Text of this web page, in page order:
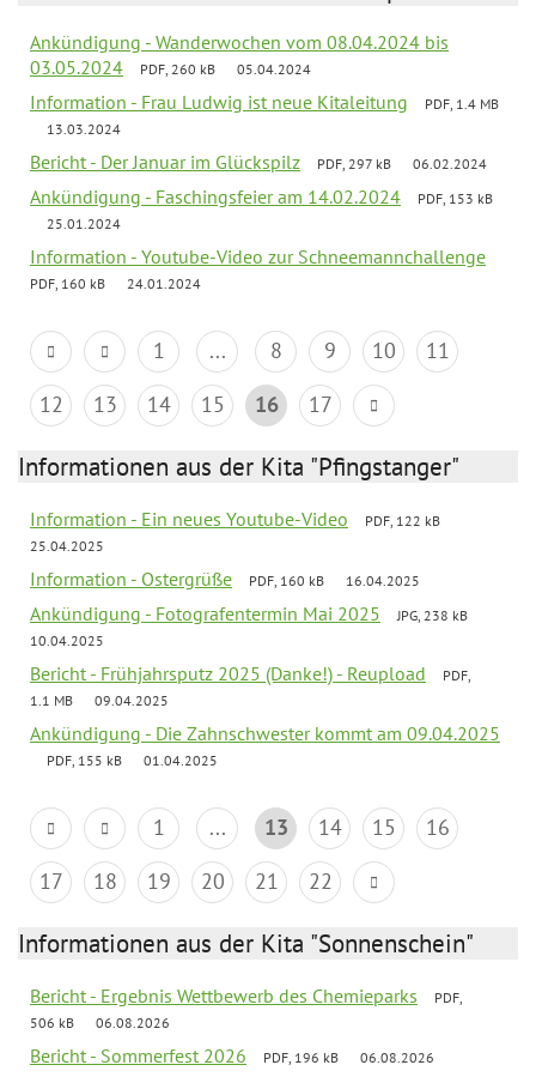
Ankündigung - Wanderwochen vom 08.04.2024 bis
03.05.2024
PDF, 260 kB 05.04.2024
Information - Frau Ludwig ist neue Kitaleitung
PDF, 1.4 MB
13.03.2024
Bericht - Der Januar im Glückspilz PDF, 297 kB 06.02.2024
Ankündigung - Faschingsfeier am 14.02.2024
PDF, 153 kB
25.01.2024
Information - Youtube-Video zur Schneemannchallenge
PDF, 160 kB 24.01.2024
1 ... 8 9 10
11
12
13 14 15 16 17
Informationen aus der Kita "Pfingstanger"
Information - Ein neues Youtube-Video
PDF, 122 kB
25.04.2025
Information - Ostergrüße PDF, 160 kB 16.04.2025
Ankündigung - Fotografentermin Mai 2025
JPG, 238 kB
10.04.2025
Bericht - Frühjahrsputz 2025 (Danke!) - Reupload
PDF,
1.1 MB
09.04.2025
Ankündigung - Die Zahnschwester kommt am 09.04.2025
PDF, 155 kB 01.04.2025
1 ... 13 14 15
16
17
18 19 20 21 22
Informationen aus der Kita "Sonnenschein"
Bericht - Ergebnis Wettbewerb des Chemieparks
PDF,
506 kB
06.08.2026
Bericht - Sommerfest 2026 PDF, 196 kB 06.08.2026